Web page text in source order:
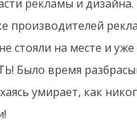
рекламы и дизайна.
производителей
стояли на месте и уже
Было время
умирает, как